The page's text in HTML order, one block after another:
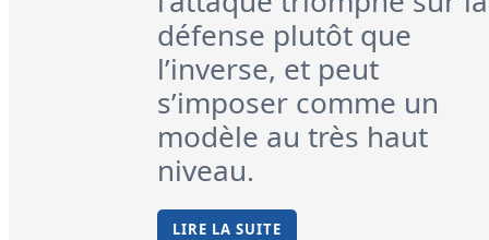
défense plutôt que
l’inverse, et peut
s’imposer comme un
modèle au très haut
niveau.
LIRE LA SUITE